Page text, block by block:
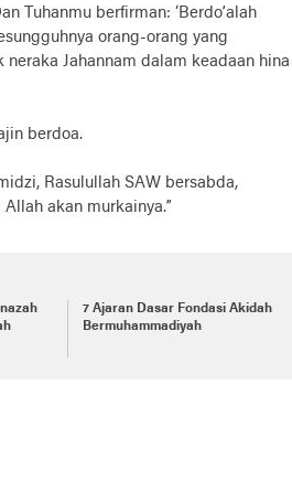
Tuhanmu berfirman: ‘Berdo’alah
orang-orang yang
Jahannam dalam keadaan hina
berdoa.
Rasulullah SAW bersabda,
akan murkainya.”
7 Ajaran Dasar Fondasi Akidah
Bermuhammadiyah